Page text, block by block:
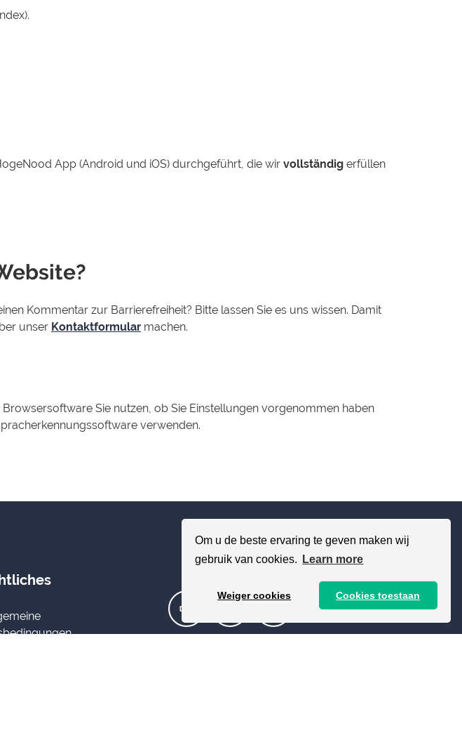
Om u de beste ervaring te geven maken wij
gebruik van cookies.
Learn more
Weiger cookies Cookies toestaan
App (Android und iOS) durchgeführt, die wir vollständig erfüllen
Kommentar zur Barrierefreiheit? Bitte lassen Sie es uns wissen. Damit
unser Kontaktformular machen.
Sie nutzen, ob Sie Einstellungen vorgenommen haben
verwenden.